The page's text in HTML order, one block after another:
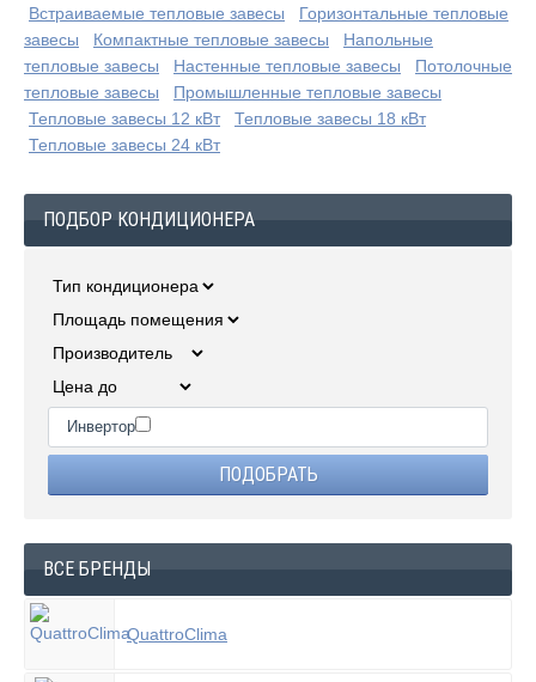
Встраиваемые тепловые завесы
Горизонтальные тепловые
завесы
Компактные тепловые завесы
Напольные
тепловые завесы
Настенные тепловые завесы
Потолочные
тепловые завесы
Промышленные тепловые завесы
Тепловые завесы 12 кВт
Тепловые завесы 18 кВт
Тепловые завесы 24 кВт
ПОДБОР КОНДИЦИОНЕРА
Инвертор
ВСЕ БРЕНДЫ
QuattroClima